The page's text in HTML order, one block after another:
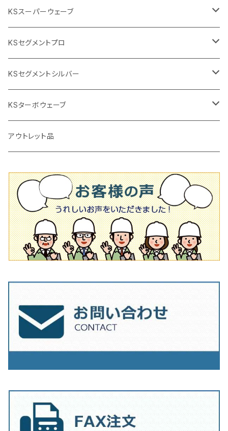
ダイヤモンドホイール
穴あけ用工具
タイルニッパー
プロ用鏝（こて）
吸着盤
その他
タイル針
高速回転
撹拌羽根
撹拌軸
押し切り（手動切断機
押し切り替え刃（手動切断機替え刃
タイル針
その他
電動工具
電動切断機
タイルパッチ（ビブラート
KSスーパーウェーブ
105mm（4インチ）
125ｍｍ（5インチ）
KSセグメントプロ
105mm（4インチ）
通常品
ビス穴付き
125mm（5インチ）
通常品
オフセットタイプ（ハットタイプ
150ｍｍ（6インチ）
205ｍｍ（8インチ）
230mm（9インチ）
KSセグメントシルバー
105mm（4インチ）
125mm（5インチ）
180mm（7インチ）
205mm（8インチ）
230mm（9インチ）
KSターボウェーブ
105mm（4インチ）
150ｍｍ（6インチ）
180ｍｍ（7インチ）
205mm（8インチ）
アウトレット品